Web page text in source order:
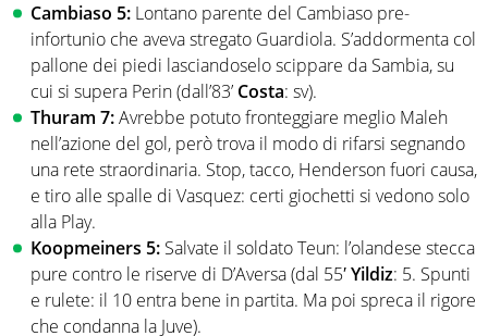
Cambiaso 5: Lontano parente del Cambiaso pre-
infortunio che aveva stregato Guardiola. S’addormenta col
pallone dei piedi lasciandoselo scippare da Sambia, su
cui si supera Perin (dall’83’ Costa: sv).
Thuram 7:Avrebbe potuto fronteggiare meglio Maleh
nell’azione del gol, però trova il modo di rifarsi segnando
una rete straordinaria. Stop, tacco, Henderson fuori causa,
e tiro alle spalle di Vasquez: certi giochetti si vedono solo
alla Play.
Koopmeiners 5: Salvate il soldato Teun: l’olandese stecca
pure contro le riserve di D’Aversa (dal 55′Yildiz: 5. Spunti
e rulete: il 10 entra bene in partita. Ma poi spreca il rigore
che condanna la Juve).